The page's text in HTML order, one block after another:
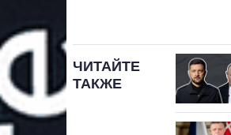
ЧИТАЙТЕ
ТАКЖЕ